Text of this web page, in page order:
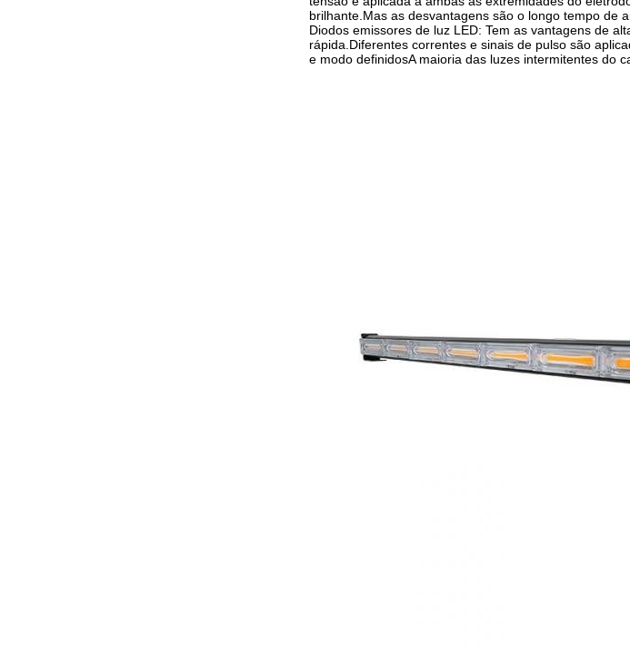
brilhante.Mas as desvantagens são o longo tempo de
Diodos emissores de luz LED: Tem as vantagens de
rápida.Diferentes correntes e sinais de pulso são
e modo definidosA maioria das luzes intermitentes do